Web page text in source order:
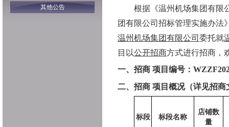
其他公告
根据《温州机场集团有限
团有限公司招标管理实施办法
温州机场集团有限公司 委托就
目以公开招商方式进行招商，
一、招商 项目编号：
二、招商 项目概况（详见招商
标段 标段名称
店铺数
量